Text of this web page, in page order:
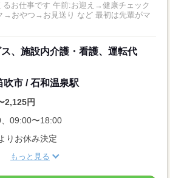
るお仕事です 午前:お迎え→健康チェック
→おやつ→お見送り など 最初は先輩がマ
、施設内介護・看護、運転代
吹市 / 石和温泉駅
2,125円
09:00〜18:00
りお休み決定
もっと見る